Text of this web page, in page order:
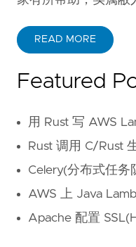
READ MORE
Featured
用 Rust 写 AWS
Rust 调用 C/Rust
Celery(分布式任务
AWS 上 Java
Apache 配置